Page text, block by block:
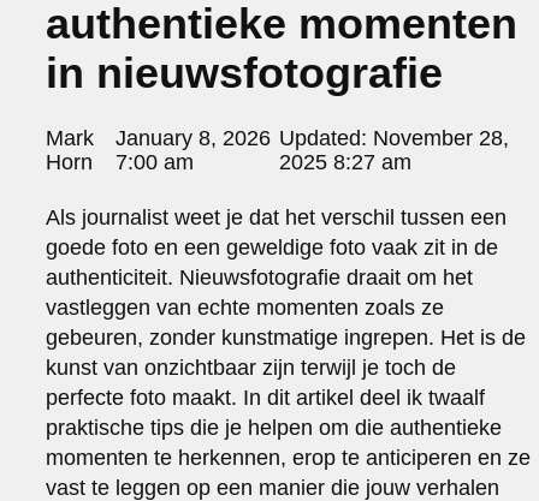
portraits 2
portraits 3
fd gazellen 2014
sanoma view 2014 – annual report
het zuiderlicht
thomas van luyn
parool christmas special
editorial
travel
commercial
fashion
contact
info@markhorn.nl
+31650600601
about
authentieke momenten
in nieuwsfotografie
Posted
by:
Mark
Horn
January 8, 2026
7:00 am
Updated: November 28,
2025 8:27 am
Als journalist weet je dat het verschil tussen een
goede foto en een geweldige foto vaak zit in de
authenticiteit. Nieuwsfotografie draait om het
vastleggen van echte momenten zoals ze
gebeuren, zonder kunstmatige ingrepen. Het is de
kunst van onzichtbaar zijn terwijl je toch de
perfecte foto maakt. In dit artikel deel ik twaalf
praktische tips die je helpen om die authentieke
momenten te herkennen, erop te anticiperen en ze
vast te leggen op een manier die jouw verhalen